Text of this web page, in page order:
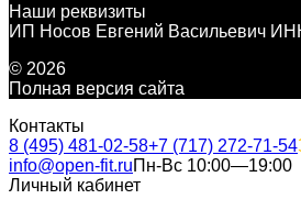
Наши реквизиты
ИП Носов Евгений Васильевич
© 2026
Полная версия сайта
Контакты
8 (495) 481-02-58+7 (717) 272-71-54
info@open-fit.ruПн-Вс 10:00—19:00
Личный кабинет